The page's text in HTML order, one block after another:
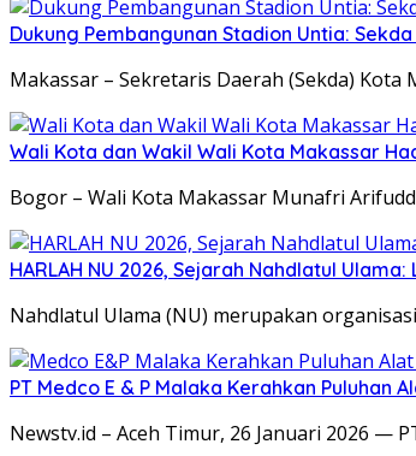
Dukung Pembangunan Stadion Untia:
Makassar – Sekretaris Daerah (Sekda)
Wali Kota dan Wakil Wali Kota Makassar
Bogor – Wali Kota Makassar Munafri
HARLAH NU 2026, Sejarah Nahdlatul
Nahdlatul Ulama (NU) merupakan
PT Medco E & P Malaka Kerahkan Puluhan
Newstv.id – Aceh Timur, 26 Januari 2026 —